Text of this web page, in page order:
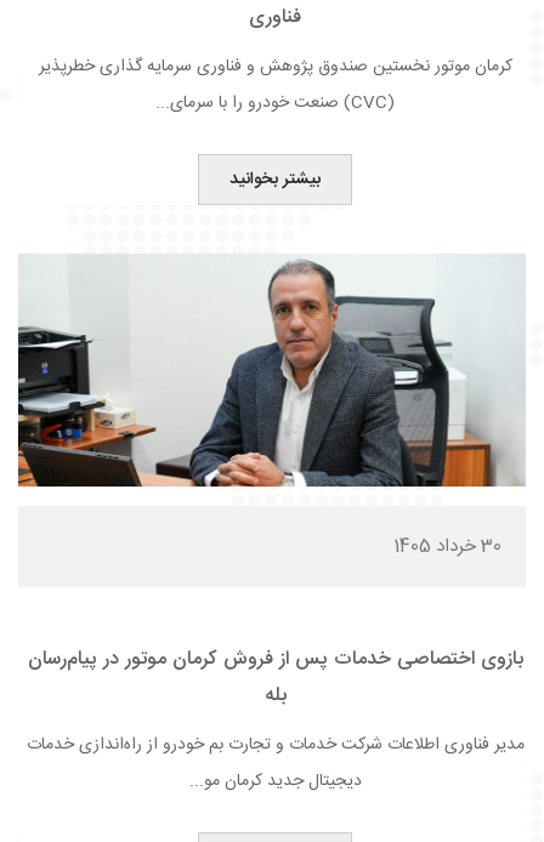
فناوری
کرمان موتور نخستین صندوق پژوهش و فناوری سرمایه گذاری خطرپذیر
(CVC) صنعت خودرو را با سرمای...
بیشتر بخوانید
30 خرداد 1405
بازوی اختصاصی خدمات پس از فروش کرمان موتور در پیام‌رسان
بله
مدیر فناوری اطلاعات شرکت خدمات و تجارت بم خودرو از راه‌اندازی خدمات
دیجیتال جدید کرمان مو...